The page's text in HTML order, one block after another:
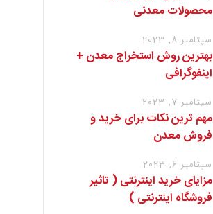
محصولات معدنی
سپتامبر 8, 2023
بهترین روش استخراج معدن +
اینفوگرافی
سپتامبر 7, 2023
مهم ترین نکات برای خرید و
فروش معدن
سپتامبر 6, 2023
مزایای خرید اینترنتی ( تاثیر
فروشگاه اینترنتی )